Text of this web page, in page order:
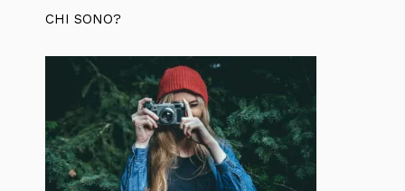
CHI SONO?